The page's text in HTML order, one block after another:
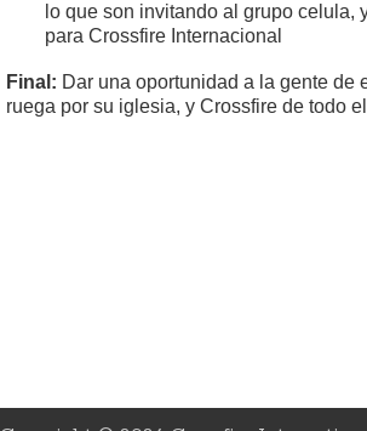
lo que son invitando al grupo celula,
para Crossfire Internacional
Final: Dar una oportunidad a la gente de
ruega por su iglesia, y Crossfire de todo